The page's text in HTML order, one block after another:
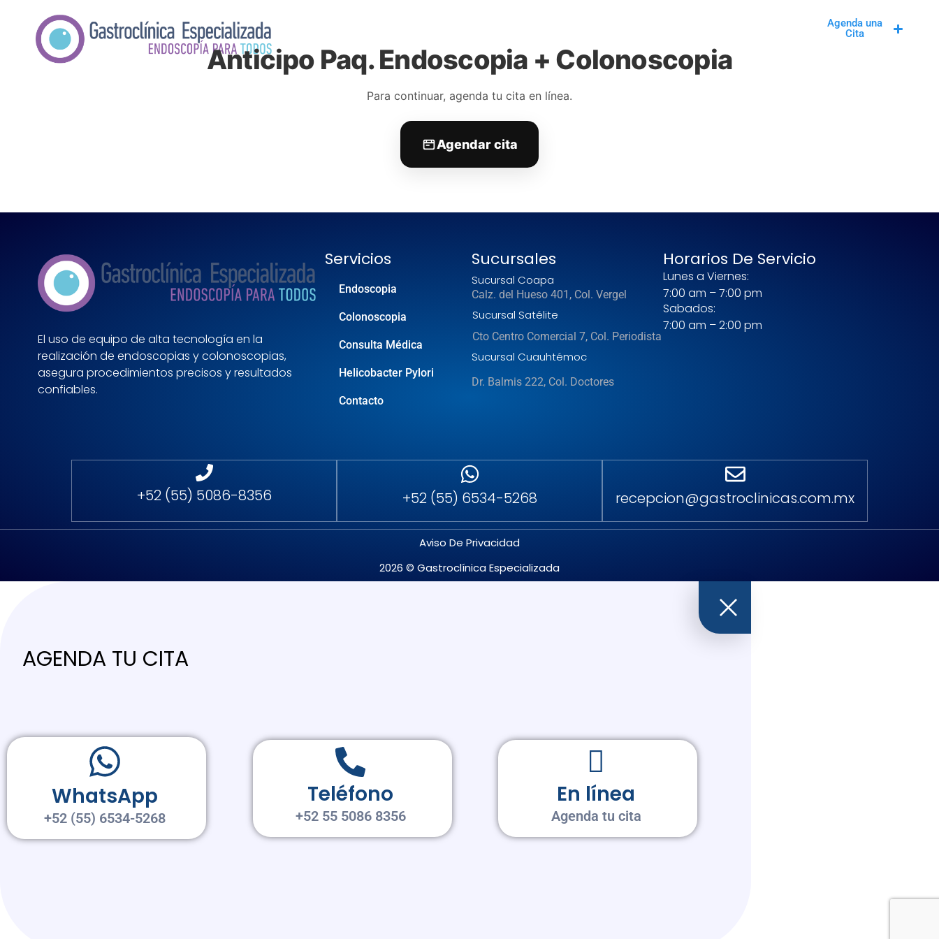
Agenda una
Cita
Anticipo Paq. Endoscopia + Colonoscopia
Para continuar, agenda tu cita en línea.
Agendar cita
El uso de equipo de alta tecnología en la
realización de endoscopias y colonoscopias,
asegura procedimientos precisos y resultados
confiables.
Servicios
Endoscopia
Colonoscopia
Consulta Médica
Helicobacter Pylori
Contacto
Sucursales
Sucursal Coapa
Calz. del Hueso 401, Col. Vergel
Sucursal Satélite
Cto Centro Comercial 7, Col. Periodista
Sucursal Cuauhtémoc
Dr. Balmis 222, Col. Doctores
Horarios De Servicio
Lunes a Viernes:
7:00 am – 7:00 pm
Sabados:
7:00 am – 2:00 pm
+52 (55) 5086-8356 +52 (55) 6534-5268 recepcion@gastroclinicas.com.mx
Aviso De Privacidad
2026 © Gastroclínica Especializada
AGENDA TU CITA
WhatsApp
+52 (55) 6534-5268
Teléfono
+52 55 5086 8356
En línea
Agenda tu cita